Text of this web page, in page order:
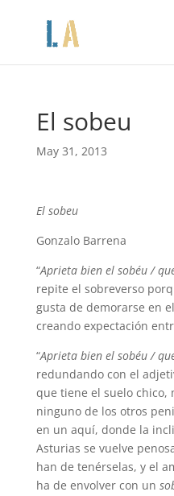
El sobeu
May 31, 2013
El sobeu
Gonzalo Barrena
“Aprieta bien el sobéu /
repite el sobreverso
gusta de demorarse en
creando expectación
“Aprieta bien el sobéu /
redundando con el
que tiene el suelo chico,
ninguno de los otros
en un aquí, donde la
Asturias se vuelve
han de tenérselas, y el
ha de envolver con un